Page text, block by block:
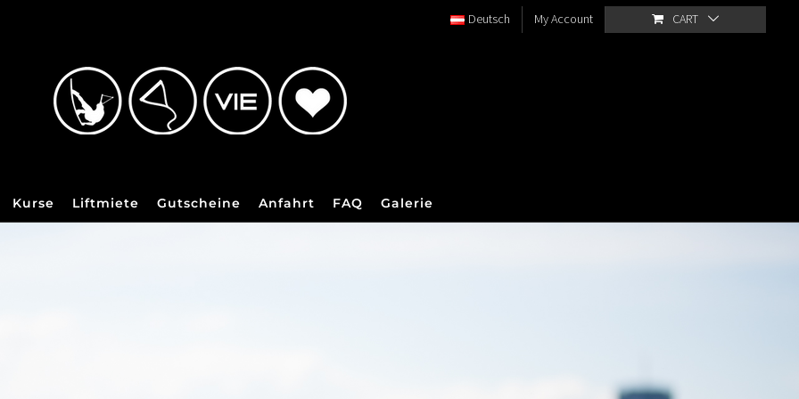
Deutsch My Account CART
Kurse Liftmiete Gutscheine Anfahrt FAQ Galerie